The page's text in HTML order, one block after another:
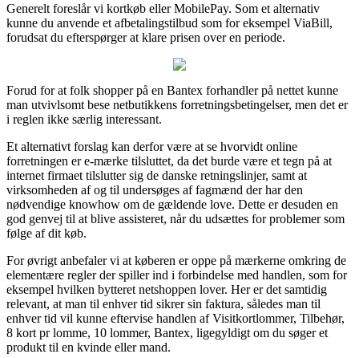
Generelt foreslår vi kortkøb eller MobilePay. Som et alternativ
kunne du anvende et afbetalingstilbud som for eksempel ViaBill,
forudsat du efterspørger at klare prisen over en periode.
Forud for at folk shopper på en Bantex forhandler på nettet kunne
man utvivlsomt bese netbutikkens forretningsbetingelser, men det er
i reglen ikke særlig interessant.
Et alternativt forslag kan derfor være at se hvorvidt online
forretningen er e-mærke tilsluttet, da det burde være et tegn på at
internet firmaet tilslutter sig de danske retningslinjer, samt at
virksomheden af og til undersøges af fagmænd der har den
nødvendige knowhow om de gældende love. Dette er desuden en
god genvej til at blive assisteret, når du udsættes for problemer som
følge af dit køb.
For øvrigt anbefaler vi at køberen er oppe på mærkerne omkring de
elementære regler der spiller ind i forbindelse med handlen, som for
eksempel hvilken bytteret netshoppen lover. Her er det samtidig
relevant, at man til enhver tid sikrer sin faktura, således man til
enhver tid vil kunne eftervise handlen af Visitkortlommer, Tilbehør,
8 kort pr lomme, 10 lommer, Bantex, ligegyldigt om du søger et
produkt til en kvinde eller mand.